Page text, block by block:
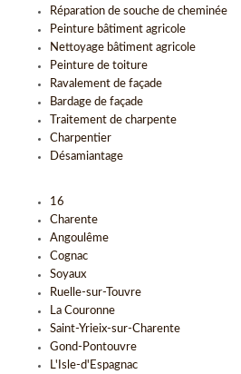
Réparation de souche de cheminée
Peinture bâtiment agricole
Nettoyage bâtiment agricole
Peinture de toiture
Ravalement de façade
Bardage de façade
Traitement de charpente
Charpentier
Désamiantage
16
Charente
Angoulême
Cognac
Soyaux
Ruelle-sur-Touvre
La Couronne
Saint-Yrieix-sur-Charente
Gond-Pontouvre
L'Isle-d'Espagnac